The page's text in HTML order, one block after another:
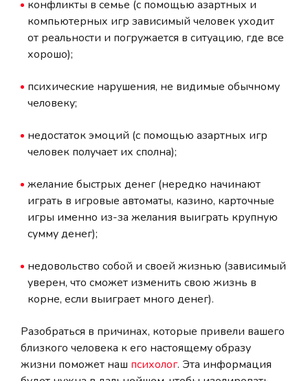
конфликты в семье (с помощью азартных и
компьютерных игр зависимый человек уходит
от реальности и погружается в ситуацию, где все
хорошо);
психические нарушения, не видимые обычному
человеку;
недостаток эмоций (с помощью азартных игр
человек получает их сполна);
желание быстрых денег (нередко начинают
играть в игровые автоматы, казино, карточные
игры именно из-за желания выиграть крупную
сумму денег);
недовольство собой и своей жизнью (зависимый
уверен, что сможет изменить свою жизнь в
корне, если выиграет много денег).
Разобраться в причинах, которые привели вашего
близкого человека к его настоящему образу
жизни поможет наш психолог. Эта информация